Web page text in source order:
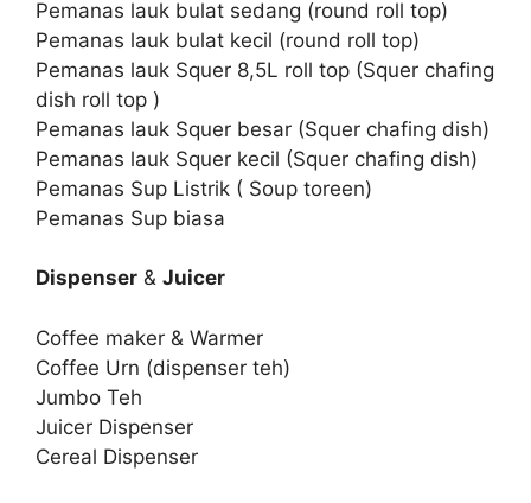
Pemanas lauk bulat sedang (round roll top)
Pemanas lauk bulat kecil (round roll top)
Pemanas lauk Squer 8,5L roll top (Squer chafing
dish roll top )
Pemanas lauk Squer besar (Squer chafing dish)
Pemanas lauk Squer kecil (Squer chafing dish)
Pemanas Sup Listrik ( Soup toreen)
Pemanas Sup biasa
Dispenser & Juicer
Coffee maker & Warmer
Coffee Urn (dispenser teh)
Jumbo Teh
Juicer Dispenser
Cereal Dispenser